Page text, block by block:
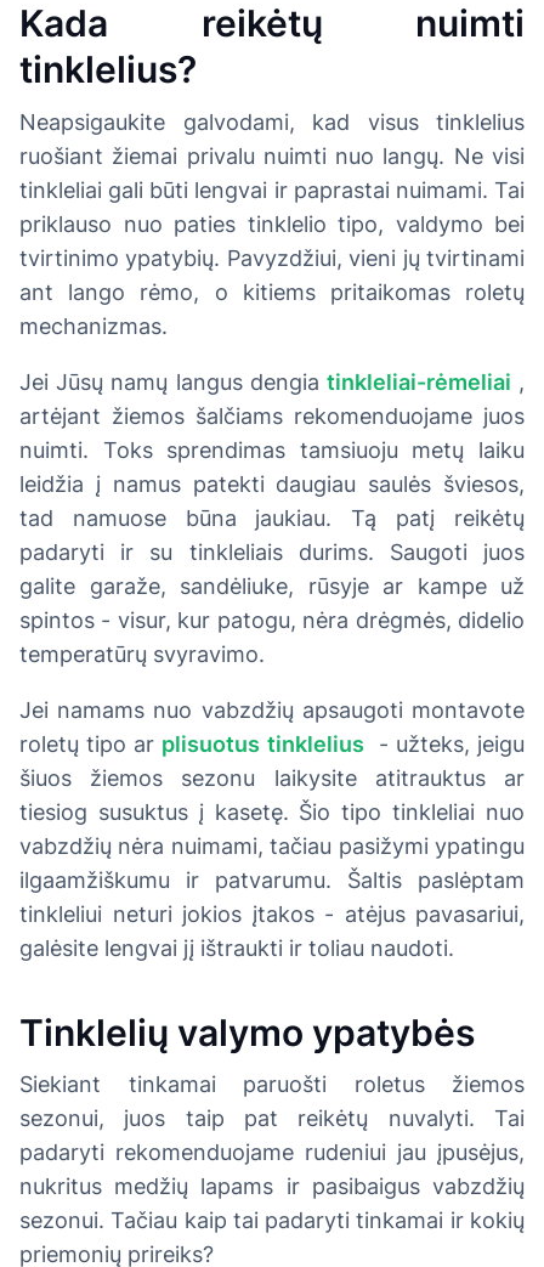
Kada reikėtų nuimti
tinklelius?
Neapsigaukite galvodami, kad visus tinklelius
ruošiant žiemai privalu nuimti nuo langų. Ne visi
tinkleliai gali būti lengvai ir paprastai nuimami. Tai
priklauso nuo paties tinklelio tipo, valdymo bei
tvirtinimo ypatybių. Pavyzdžiui, vieni jų tvirtinami
ant lango rėmo, o kitiems pritaikomas roletų
mechanizmas.
Jei Jūsų namų langus dengia tinkleliai-rėmeliai ,
artėjant žiemos šalčiams rekomenduojame juos
nuimti. Toks sprendimas tamsiuoju metų laiku
leidžia į namus patekti daugiau saulės šviesos,
tad namuose būna jaukiau. Tą patį reikėtų
padaryti ir su tinkleliais durims. Saugoti juos
galite garaže, sandėliuke, rūsyje ar kampe už
spintos - visur, kur patogu, nėra drėgmės, didelio
temperatūrų svyravimo.
Jei namams nuo vabzdžių apsaugoti montavote
roletų tipo ar plisuotus tinklelius - užteks, jeigu
šiuos žiemos sezonu laikysite atitrauktus ar
tiesiog susuktus į kasetę. Šio tipo tinkleliai nuo
vabzdžių nėra nuimami, tačiau pasižymi ypatingu
ilgaamžiškumu ir patvarumu. Šaltis paslėptam
tinkleliui neturi jokios įtakos - atėjus pavasariui,
galėsite lengvai jį ištraukti ir toliau naudoti.
Tinklelių valymo ypatybės
Siekiant tinkamai paruošti roletus žiemos
sezonui, juos taip pat reikėtų nuvalyti. Tai
padaryti rekomenduojame rudeniui jau įpusėjus,
nukritus medžių lapams ir pasibaigus vabzdžių
sezonui. Tačiau kaip tai padaryti tinkamai ir kokių
priemonių prireiks?